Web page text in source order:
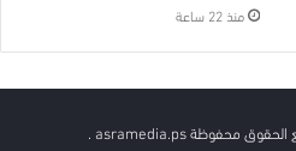
منذ 22 ساعة